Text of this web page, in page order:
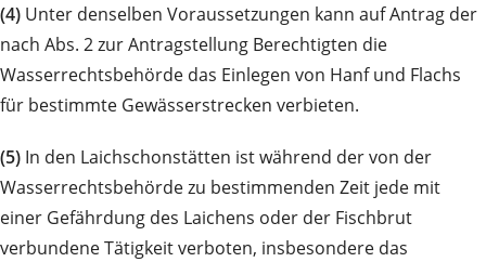
(4) Unter denselben Voraussetzungen kann auf Antrag der
nach Abs. 2 zur Antragstellung Berechtigten die
Wasserrechtsbehörde das Einlegen von Hanf und Flachs
für bestimmte Gewässerstrecken verbieten.
(5) In den Laichschonstätten ist während der von der
Wasserrechtsbehörde zu bestimmenden Zeit jede mit
einer Gefährdung des Laichens oder der Fischbrut
verbundene Tätigkeit verboten, insbesondere das